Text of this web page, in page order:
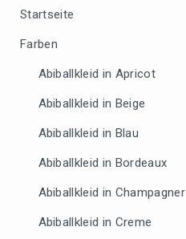
Startseite
Farben
Abiballkleid in Apricot
Abiballkleid in Beige
Abiballkleid in Blau
Abiballkleid in Bordeaux
Abiballkleid in Champagner
Abiballkleid in Creme